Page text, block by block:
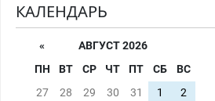
КАЛЕНДАРЬ
«
АВГУСТ 2026
ПН
ВТ СР ЧТ ПТ СБ
ВС
27
28 29 30 31 1
2